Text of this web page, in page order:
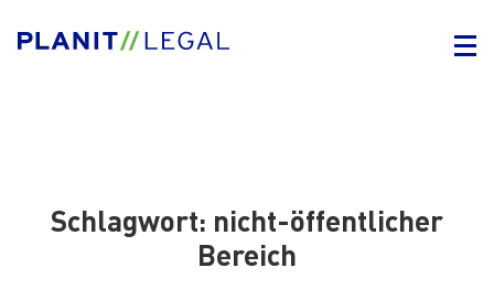
Schlagwort: nicht-öffentlicher
Bereich